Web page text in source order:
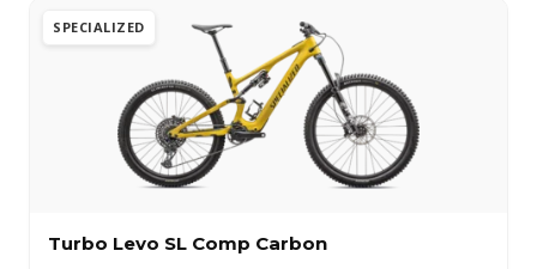
SPECIALIZED
Turbo Levo SL Comp Carbon